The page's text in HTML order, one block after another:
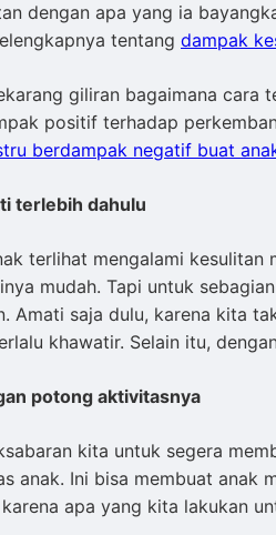
dengan apa yang ia
tentang dampak
giliran bagaimana cara
positif terhadap
berdampak negatif buat
terlebih dahulu
terlihat mengalami kesulitan
mudah. Tapi untuk
Amati saja dulu, karena kita
khawatir. Selain itu,
potong aktivitasnya
kita untuk segera
anak. Ini bisa membuat anak
apa yang kita lakukan